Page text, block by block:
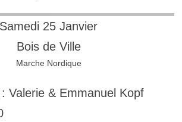
Samedi 25 Janvier
Bois de Ville
Marche Nordique
Valerie & Emmanuel Kopf